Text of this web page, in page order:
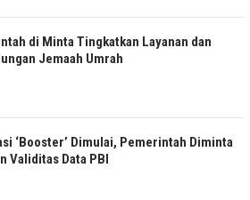
di Minta Tingkatkan Layanan dan
Jemaah Umrah
‘Booster’ Dimulai, Pemerintah Diminta
Validitas Data PBI